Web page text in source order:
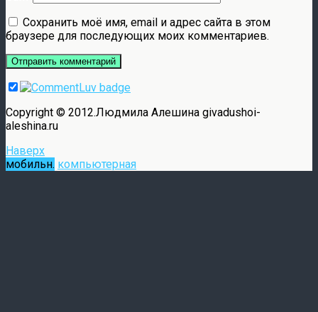
Сохранить моё имя, email и адрес сайта в этом
браузере для последующих моих комментариев.
Copyright © 2012.Людмила Алешина givadushoi-
aleshina.ru
Наверх
мобильн. компьютерная